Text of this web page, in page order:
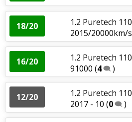
18/20
1.2 Puretech
2015/20000km/
16/20
1.2 Puretech
91000 (4 )
12/20
1.2 Puretech
2017 - 10 (0 )